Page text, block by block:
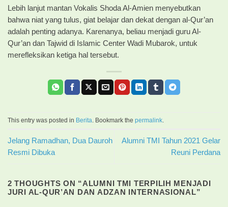
Lebih lanjut mantan Vokalis Shoda Al-Amien menyebutkan
bahwa niat yang tulus, giat belajar dan dekat dengan al-Qur’an
adalah penting adanya. Karenanya, beliau menjadi guru Al-
Qur’an dan Tajwid di Islamic Center Wadi Mubarok, untuk
merefleksikan ketiga hal tersebut.
This entry was posted in Berita . Bookmark the permalink
Jelang Ramadhan, Dua Dauroh
Resmi Dibuka
Alumni TMI Tahun 2021 Gelar
Reuni Perdana
2 THOUGHTS ON “ALUMNI TMI TERPILIH MENJADI
JURI AL-QUR’AN DAN ADZAN INTERNASIONAL”